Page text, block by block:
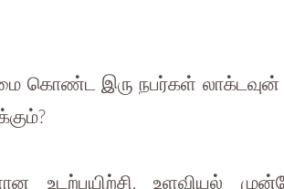
கொண்ட இரு நபர்கள் லாக்டவுன்
உடற்பயிற்சி, உளவியல்